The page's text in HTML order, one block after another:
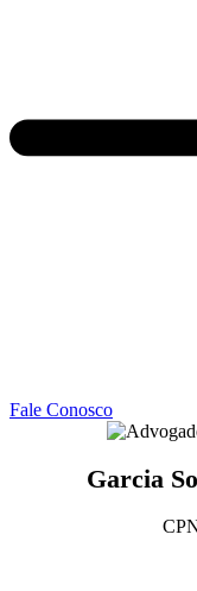
Fale Conosco
Garcia